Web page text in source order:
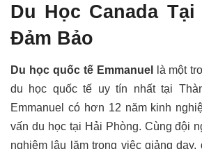
Du Học Canada
Đảm Bảo
Du học quốc tế Emmanuel
là một
du học quốc tế uy tín nhất tại
Emmanuel có hơn 12 năm kinh
vấn du học tại Hải Phòng. Cùng đội
nghiệm lâu lăm trong việc giảng